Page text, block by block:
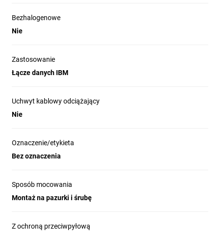
Bezhalogenowe
Nie
Zastosowanie
Łącze danych IBM
Uchwyt kablowy odciążający
Nie
Oznaczenie/etykieta
Bez oznaczenia
Sposób mocowania
Montaż na pazurki i śrubę
Z ochroną przeciwpyłową